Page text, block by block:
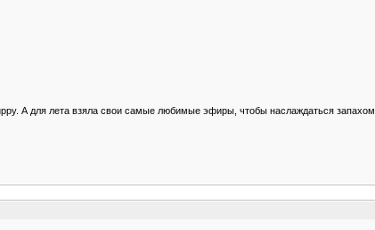
А для лета взяла свои самые любимые эфиры, чтобы наслаждаться запахом.